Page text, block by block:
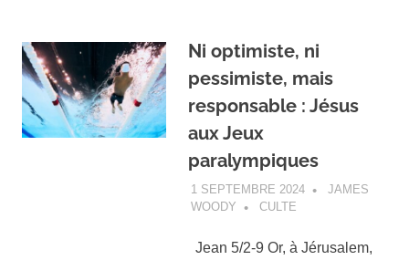
Ni optimiste, ni
pessimiste, mais
responsable : Jésus
aux Jeux
paralympiques
1 SEPTEMBRE 2024
JAMES
WOODY
CULTE
Jean 5/2-9 Or, à Jérusalem,